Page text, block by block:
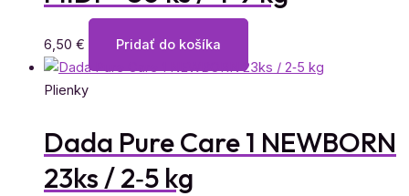
6,50 € Pridať do košíka
Plienky
Dada Pure Care 1 NEWBORN
23ks / 2‑5 kg